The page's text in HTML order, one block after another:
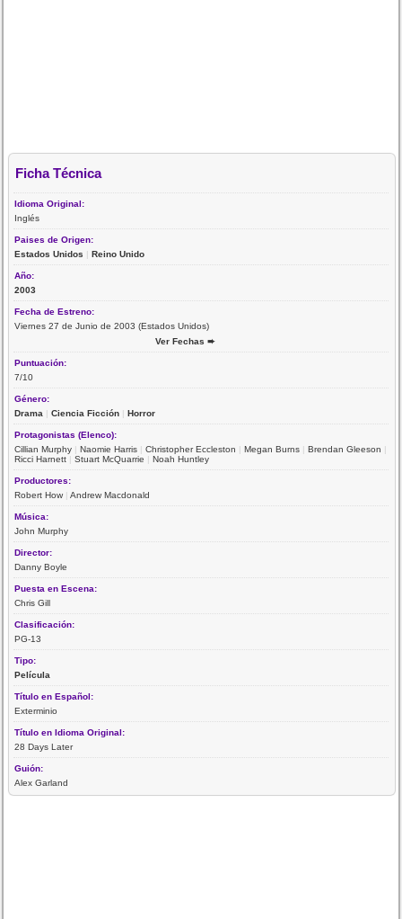
Ficha Técnica
Idioma Original:
Inglés
Paises de Origen:
Estados Unidos |Reino Unido
Año:
2003
Fecha de Estreno:
Viernes 27 de Junio de 2003 (Estados Unidos)
Ver Fechas ➨
Puntuación:
7/10
Género:
Drama |Ciencia Ficción |Horror
Protagonistas (Elenco):
Cillian Murphy |Naomie Harris |Christopher Eccleston |Megan Burns |Brendan Gleeson |
Ricci Harnett |Stuart McQuarrie |Noah Huntley
Productores:
Robert How |Andrew Macdonald
Música:
John Murphy
Director:
Danny Boyle
Puesta en Escena:
Chris Gill
Clasificación:
PG-13
Tipo:
Película
Título en Español:
Exterminio
Título en Idioma Original:
28 Days Later
Guión:
Alex Garland